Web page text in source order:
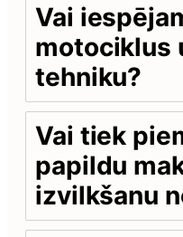
Vai
motociklus
tehniku?
Vai tiek
papildu
izvilkšanu